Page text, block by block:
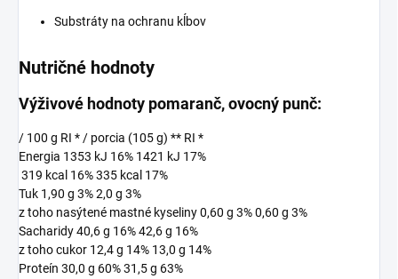
Substráty na ochranu kĺbov
Nutričné hodnoty
Výživové hodnoty pomaranč, ovocný punč:
/ 100 g RI * / porcia (105 g) ** RI *
Energia 1353 kJ 16% 1421 kJ 17%
319 kcal 16% 335 kcal 17%
Tuk 1,90 g 3% 2,0 g 3%
z toho nasýtené mastné kyseliny 0,60 g 3% 0,60 g 3%
Sacharidy 40,6 g 16% 42,6 g 16%
z toho cukor 12,4 g 14% 13,0 g 14%
Proteín 30,0 g 60% 31,5 g 63%